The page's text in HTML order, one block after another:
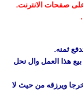
على صفحات الانترنت.
ثمنه.
هذا العمل وال نحل
ويرزقه من حيث لا